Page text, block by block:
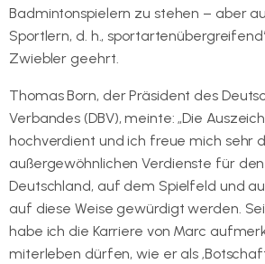
Badmintonspielern zu stehen – aber
Sportlern, d. h.,
Zwiebler geehrt.
Thomas Born, der Präsident des
Verbandes (DBV), meinte: „Die
hochverdient und ich freue mich sehr
außergewöhnlichen Verdienste für
Deutschland, auf dem Spielfeld und
auf diese Weise gewürdigt werden.
habe ich die Karriere von Marc
miterleben dürfen, wie er als